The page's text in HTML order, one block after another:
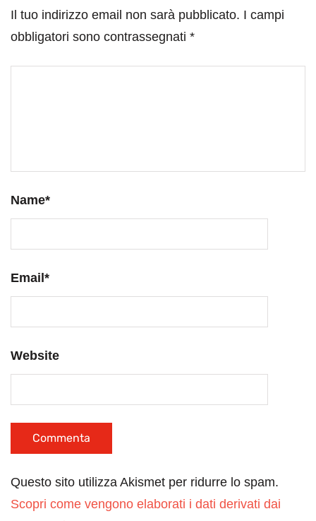
Il tuo indirizzo email non sarà pubblicato. I campi
obbligatori sono contrassegnati *
Name*
Email *
Website
Questo sito utilizza Akismet per ridurre lo spam.
Scopri come vengono elaborati i dati derivati dai